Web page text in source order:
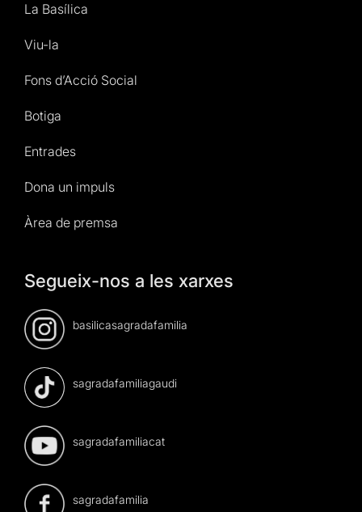
La Basílica
Viu-la
Fons d’Acció Social
Botiga
Entrades
Dona un impuls
Àrea de premsa
Segueix-nos a les xarxes
basilicasagradafamilia
sagradafamiliagaudi
sagradafamiliacat
sagradafamilia